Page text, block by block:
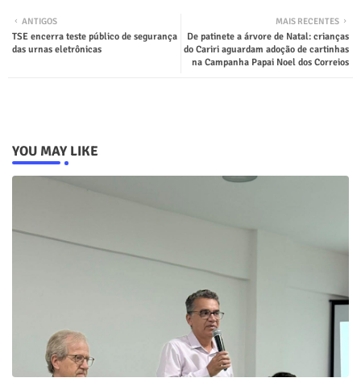
MAIS RECENTES
De patinete a árvore de Natal: crianças
do Cariri aguardam adoção de cartinhas
na Campanha Papai Noel dos Correios
ANTIGOS
TSE encerra teste público de segurança
das urnas eletrônicas
YOU MAY LIKE